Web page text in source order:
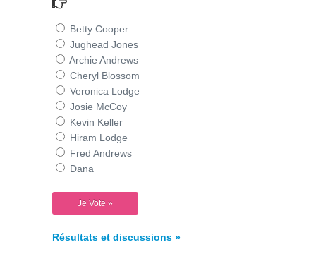
Betty Cooper
Jughead Jones
Archie Andrews
Cheryl Blossom
Veronica Lodge
Josie McCoy
Kevin Keller
Hiram Lodge
Fred Andrews
Dana
Résultats et discussions »